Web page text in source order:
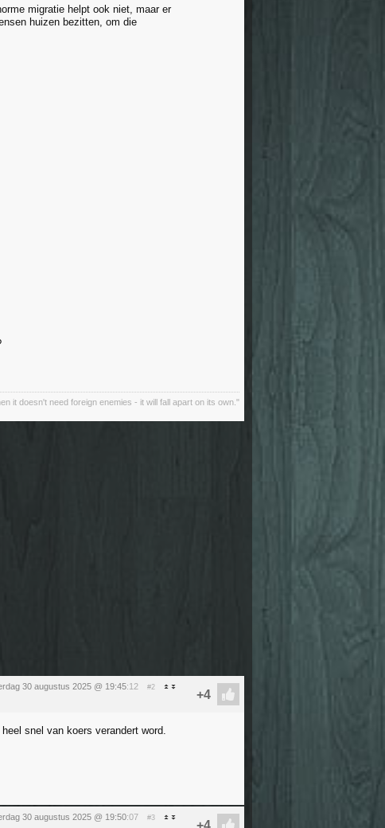
migratie helpt ook niet, maar er
huizen bezitten, om die
it doesn't need foreign enemies - it will fall apart on its own."
30 augustus 2025 @ 19:45:12 #2
snel van koers verandert word.
30 augustus 2025 @ 19:50:07 #3